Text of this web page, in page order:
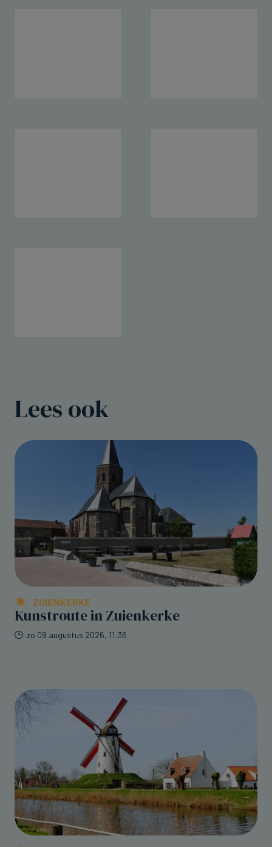
Lees ook
ZUIENKERKE
Kunstroute in Zuienkerke
zo 09 augustus 2026, 11:36